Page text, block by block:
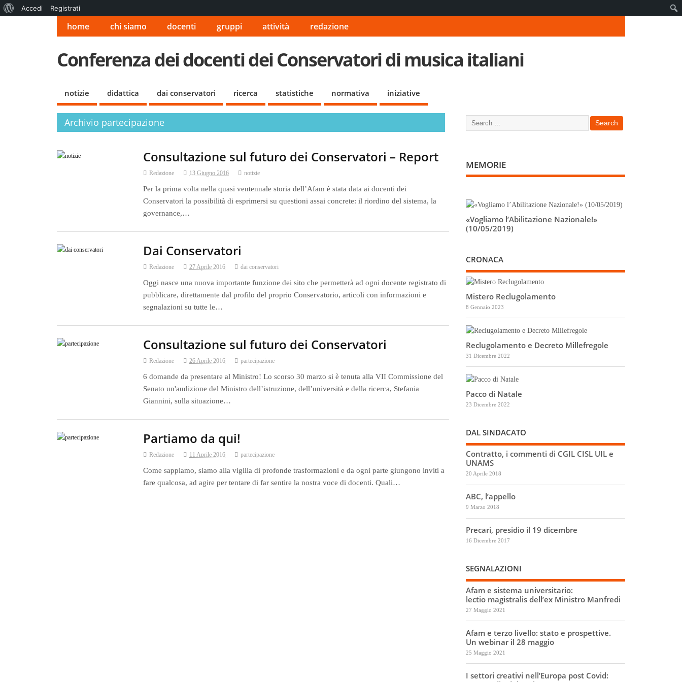
home chi siamo docenti gruppi attività redazione
Conferenza dei docenti dei Conservatori di musica italiani
notizie didattica dai conservatori ricerca statistiche normativa iniziative
Archivio partecipazione
Consultazione sul futuro dei Conservatori – Report
Redazione 13 Giugno 2016 notizie
Per la prima volta nella quasi ventennale storia dell’Afam è stata data ai docenti dei
Conservatori la possibilità di esprimersi su questioni assai concrete: il riordino del sistema, la
governance,…
Dai Conservatori
Redazione 27 Aprile 2016 dai conservatori
Oggi nasce una nuova importante funzione dei sito che permetterà ad ogni docente registrato di
pubblicare, direttamente dal profilo del proprio Conservatorio, articoli con informazioni e
segnalazioni su tutte le…
Consultazione sul futuro dei Conservatori
Redazione 26 Aprile 2016 partecipazione
6 domande da presentare al Ministro! Lo scorso 30 marzo si è tenuta alla VII Commissione del
Senato un'audizione del Ministro dell’istruzione, dell’università e della ricerca, Stefania
Giannini, sulla situazione…
Partiamo da qui!
Redazione 11 Aprile 2016 partecipazione
Come sappiamo, siamo alla vigilia di profonde trasformazioni e da ogni parte giungono inviti a
fare qualcosa, ad agire per tentare di far sentire la nostra voce di docenti. Quali…
MEMORIE
«Vogliamo l’Abilitazione Nazionale!»
(10/05/2019)
CRONACA
Mistero Reclugolamento
8 Gennaio 2023
Reclugolamento e Decreto Millefregole
31 Dicembre 2022
Pacco di Natale
23 Dicembre 2022
DAL SINDACATO
Contratto, i commenti di CGIL CISL UIL e
UNAMS
20 Aprile 2018
ABC, l’appello
9 Marzo 2018
Precari, presidio il 19 dicembre
16 Dicembre 2017
SEGNALAZIONI
Afam e sistema universitario:
lectio magistralis dell’ex Ministro Manfredi
27 Maggio 2021
Afam e terzo livello: stato e prospettive.
Un webinar il 28 maggio
25 Maggio 2021
I settori creativi nell’Europa post Covid:
Informazioni
Accedi Registrati